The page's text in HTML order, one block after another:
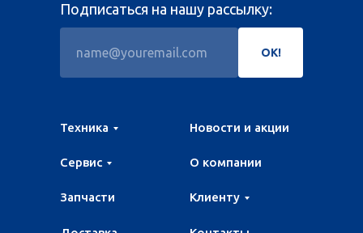
Техника
Сервис
Запчасти
Новости и акции
Клиенту
О компании
Подписаться на нашу рассылку:
ОК!